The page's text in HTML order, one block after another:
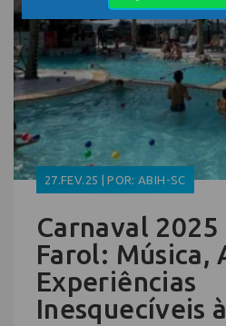
27.FEV.25 | POR: ABIH-SC
Carnaval
Farol: Música,
Experiências
Inesquecíveis